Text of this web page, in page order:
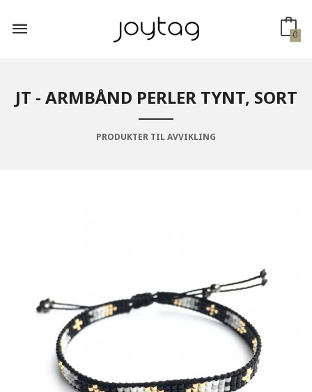
innholdet
0
JT - ARMBÅND PERLER TYNT, SORT
PRODUKTER TIL AVVIKLING